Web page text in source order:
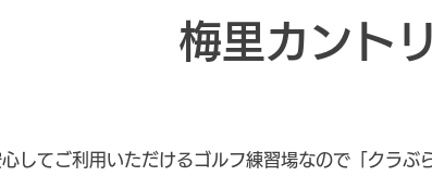
梅里カント
してご利用いただけるゴルフ練習場なので「クラぶ